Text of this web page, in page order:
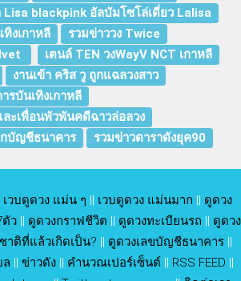
Lisa blackpink อัลบัมโซโล่เดี่ยว Lalisa
งเกาหลี
รวมข่าววง Twice
เตนล์ TEN วงWayV NCT เกาหลี
งานเข้า คริส วู ถูกแฉลวงสาว
รบันเทิงเกาหลี
ะเพื่อนพัวพันคดีฉาวล่อลวง
กบัญชีธนาคาร
รวมข่าวดาราดังยุค90
เวบดูดวง แม่น ๆ || เวบดูดวง แม่นมาก || ดูดวง
ตัว || ดูดวงกราฟชีวิต || ดูดวงทะเบียนรถ || ดูดวง
ชาติที่แล้วเกิดเป็น? || ดูดวงเลขบัญชีธนาคาร||
ล || ข่าวดัง || คำนวณเปอร์เซ็นต์ || RSS FEED ||